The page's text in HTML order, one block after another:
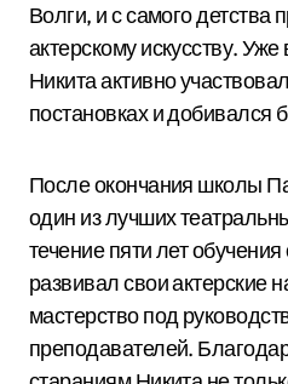
Волги, и с самого детства
актерскому искусству.
Никита активно
постановках и добивался
После окончания школы
один из лучших
течение пяти лет
развивал свои актерские
мастерство под
преподавателей.